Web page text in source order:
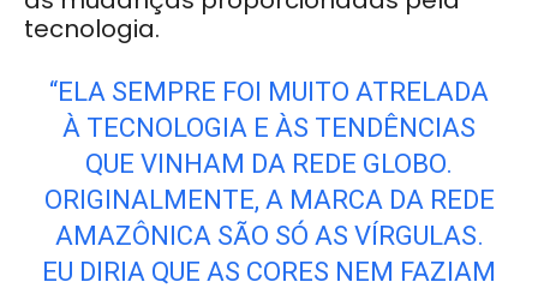
tecnologia.
“ELA SEMPRE FOI MUITO ATRELADA
À TECNOLOGIA E ÀS TENDÊNCIAS
QUE VINHAM DA REDE GLOBO.
ORIGINALMENTE, A MARCA DA REDE
AMAZÔNICA SÃO SÓ AS VÍRGULAS.
EU DIRIA QUE AS CORES NEM FAZIAM